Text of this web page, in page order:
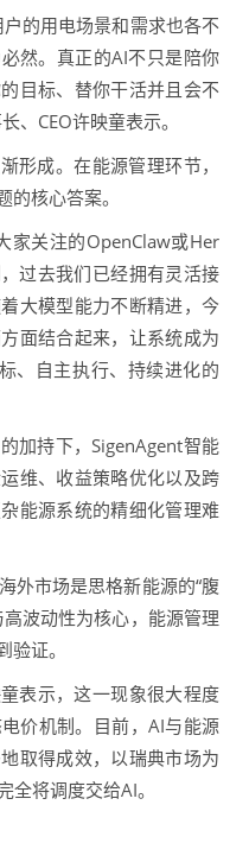
的用电场景和需求也各不
然。真正的AI不只是陪你
目标、替你干活并且会不
、CEO许映童表示。
成。在能源管理环节，
核心答案。
关注的OpenClaw或Her
过去我们已经拥有灵活接
大模型能力不断精进，今
面结合起来，让系统成为
、自主执行、持续进化的
持下，SigenAgent智能
维、收益策略优化以及跨
能源系统的精细化管理难
市场是思格新能源的“腹
波动性为核心，能源管理
证。
示，这一现象很大程度
价机制。目前，AI与能源
取得成效，以瑞典市场为
全将调度交给AI。